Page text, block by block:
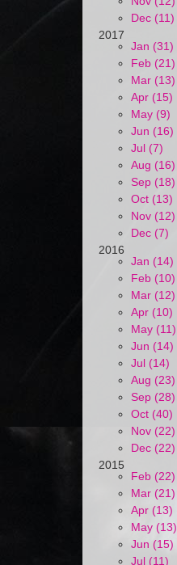
Dec (11)
2017
Jan (31)
Feb (21)
Mar (13)
Apr (15)
May (9)
Jun (16)
Jul (7)
Aug (16)
Sep (18)
Oct (13)
Nov (12)
Dec (7)
2016
Jan (14)
Feb (10)
Mar (12)
Apr (10)
May (11)
Jun (14)
Jul (14)
Aug (23)
Sep (28)
Oct (40)
Nov (22)
Dec (22)
2015
Feb (22)
Mar (21)
Apr (13)
May (13)
Jun (15)
Jul (11)